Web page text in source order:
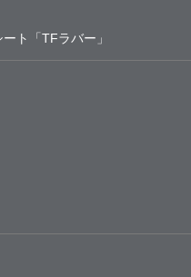
ト「TFラバー」